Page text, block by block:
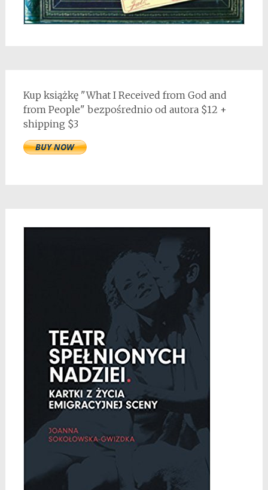
Kup książkę "What I Received from God and
from People" bezpośrednio od autora $12 +
shipping $3